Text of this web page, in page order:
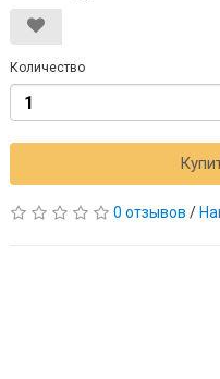
Количество
0 отзывов /